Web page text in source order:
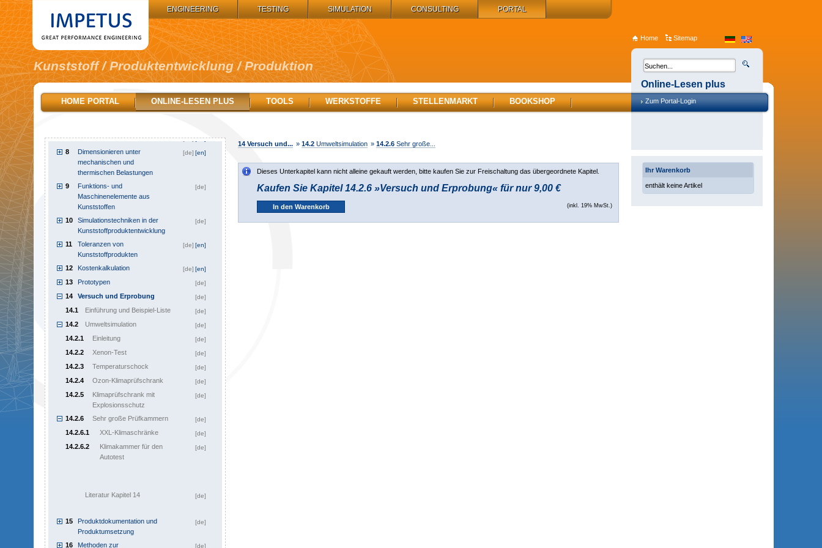
Kunststoff / Produktentwicklung / Produktion
14Versuch und... » 14.2 Umweltsimulation » 14.2.6 Sehr große...
1 Inhalt [de]
2 Wegweiser [de]
3 Produktplanungsphase [de]
4 Konzeptphase eines Produkts [de]
5 Konstruktionsprinzipien [de]
7 Produktgestaltung [en]
[de]
8
Dimensionieren unter
mechanischen und
thermischen Belastungen
[en]
[de]
9
Funktions- und
Maschinenelemente aus
Kunststoffen
[de]
10
Simulationstechniken in der
Kunststoffproduktentwicklung
[de]
11
Toleranzen von
Kunststoffprodukten
[en]
[de]
12 Kostenkalkulation [en]
[de]
13 Prototypen [de]
14 Versuch und Erprobung [de]
14.1 Einführung und Beispiel-Liste [de]
14.2 Umweltsimulation [de]
14.2.1 Einleitung [de]
14.2.2 Xenon-Test [de]
14.2.3 Temperaturschock [de]
14.2.4 Ozon-Klimaprüfschrank [de]
14.2.5
Klimaprüfschrank mit
Explosionsschutz
[de]
14.2.6 Sehr große Prüfkammern [de]
14.2.6.1 XXL-Klimaschränke [de]
14.2.6.2
Klimakammer für den
Autotest
[de]
Literatur Kapitel 14 [de]
15
Produktdokumentation und
Produktumsetzung
[de]
16 Methoden zur [de]
Dieses Unterkapitel kann nicht alleine gekauft werden, bitte kaufen Sie zur Freischaltung das übergeordnete Kapitel.
Kaufen Sie Kapitel 14.2.6 »Versuch und Erprobung« für nur 9,00 €
(inkl. 19% MwSt.)
Ihr Warenkorb
enthält keine Artikel
HOME PORTAL ONLINE-LESEN PLUS TOOLS WERKSTOFFE STELLENMARKT BOOKSHOP
Home Sitemap
Online-Lesen plus
Zum Portal-Login
ENGINEERING TESTING SIMULATION CONSULTING PORTAL